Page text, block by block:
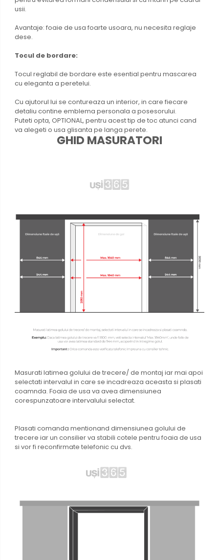
usii.
Avantaje: foaie de usa foarte usoara, nu necesita reglaje
dese.
Tocul de bordare:
Tocul reglabil de bordare este esential pentru mascarea
cu eleganta a peretelui.
Cu ajutorul lui se contureaza un interior, in care fiecare
detaliu contine emblema personala a posesorului.
Puteti opta, OPTIONAL, pentru acest tip de toc atunci cand
va alegeti o usa glisanta pe langa perete.
GHID MASURATORI
Masurati latimea golului de trecere/ de montaj iar mai apoi
selectati intervalul in care se incadreaza aceasta si plasati
coamnda. Foaia de usa va avea dimensiunea
corespunzatoare intervalului selectat.
Plasati comanda mentionand dimensiunea golului de
trecere iar un consilier va stabili cotele pentru foaia de usa
si vor fi reconfirmate telefonic cu dvs.